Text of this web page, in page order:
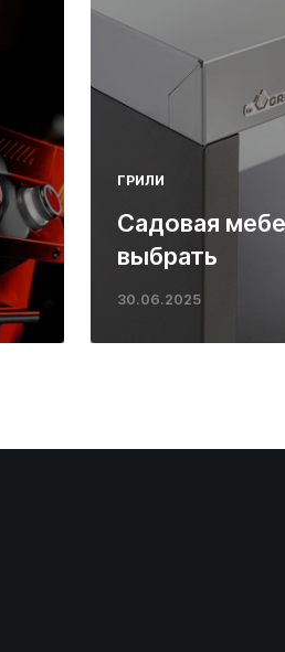
ГРИЛИ
Садовая
выбрать
30.06.2025